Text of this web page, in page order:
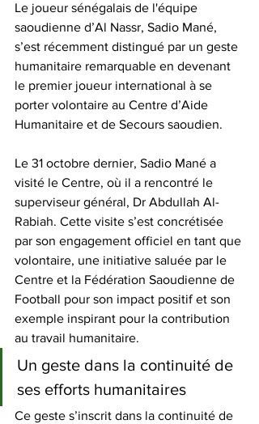
Le joueur sénégalais de l'équipe
saoudienne d’Al Nassr, Sadio Mané,
s’est récemment distingué par un geste
humanitaire remarquable en devenant
le premier joueur international à se
porter volontaire au Centre d’Aide
Humanitaire et de Secours saoudien.
Le 31 octobre dernier, Sadio Mané a
visité le Centre, où il a rencontré le
superviseur général, Dr Abdullah Al-
Rabiah. Cette visite s’est concrétisée
par son engagement officiel en tant que
volontaire, une initiative saluée par le
Centre et la Fédération Saoudienne de
Football pour son impact positif et son
exemple inspirant pour la contribution
au travail humanitaire.
Un geste dans la continuité de
ses efforts humanitaires
Ce geste s’inscrit dans la continuité de